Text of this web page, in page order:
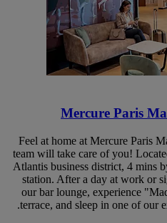
Mercure Paris
Feel at home at Mercure Paris
team will take care of you!
Atlantis business district, 4 mins
station. After a day at work or
our bar lounge, experience
terrace, and sleep in one of our